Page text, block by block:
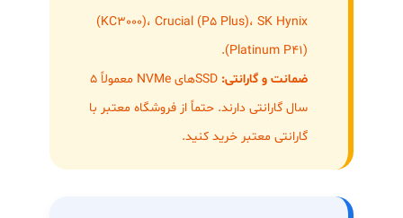
(KC3000)، Crucial (P5 Plus)، SK Hynix
(Platinum P41).
ضمانت و گارانتی:
SSDهای NVMe معمولاً ۵
سال گارانتی دارند. حتماً از فروشگاه معتبر با
گارانتی معتبر خرید کنید.